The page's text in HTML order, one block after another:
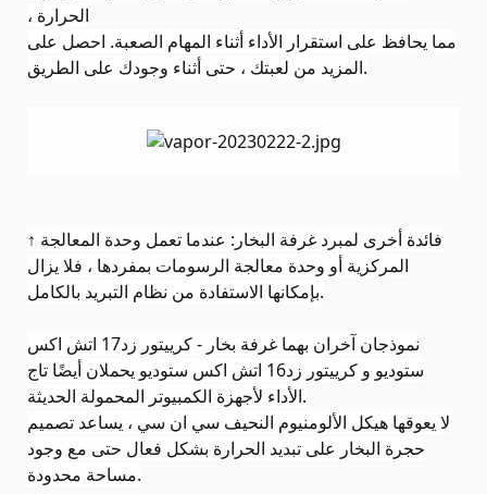
الحرارة ،
مما يحافظ على استقرار الأداء أثناء المهام الصعبة. احصل على
المزيد من لعبتك ، حتى أثناء وجودك على الطريق.
↑ فائدة أخرى لمبرد غرفة البخار: عندما تعمل وحدة المعالجة
المركزية أو وحدة معالجة الرسومات بمفردها ، فلا يزال
بإمكانها الاستفادة من نظام التبريد بالكامل.
نموذجان آخران بهما غرفة بخار - كرييتور زد17 اتش اكس
ستوديو و كرييتور زد16 اتش اكس ستوديو يحملان أيضًا تاج
الأداء لأجهزة الكمبيوتر المحمولة الحديثة.
لا يعوقها هيكل الألومنيوم النحيف سي ان سي ، يساعد تصميم
حجرة البخار على تبديد الحرارة بشكل فعال حتى مع وجود
مساحة محدودة.